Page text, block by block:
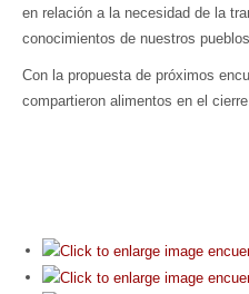
en relación a la necesidad de la
conocimientos de nuestros
Con la propuesta de próximos
compartieron alimentos en el cierre.